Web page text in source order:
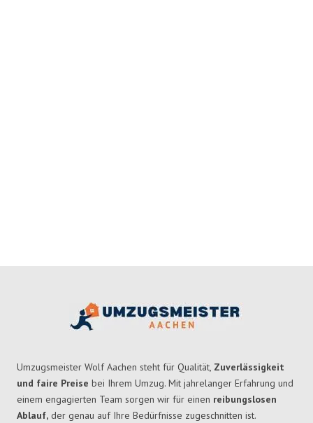
Umzugsmeister Wolf Aachen steht für Qualität, Zuverlässigkeit
und faire Preise bei Ihrem Umzug. Mit jahrelanger Erfahrung und
einem engagierten Team sorgen wir für einen reibungslosen
Ablauf, der genau auf Ihre Bedürfnisse zugeschnitten ist.